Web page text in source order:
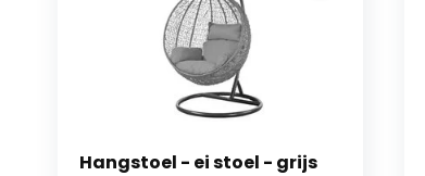
Hangstoel - ei stoel - grijs